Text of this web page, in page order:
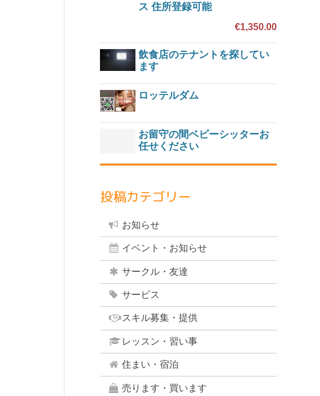
ス 住所登録可能
€1,350.00
飲食店のテナントを探してい
ます
ロッテルダム
お留守の間ベビーシッターお
任せください
投稿カテゴリー
お知らせ
イベント・お知らせ
サークル・友達
サービス
スキル募集・提供
レッスン・習い事
住まい・宿泊
売ります・買います